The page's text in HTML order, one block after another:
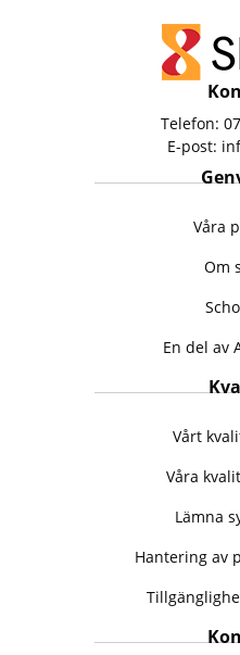
Telefon:
E-post:
Våra
Om
En del av
Vårt
Våra
Lämna
Hantering av